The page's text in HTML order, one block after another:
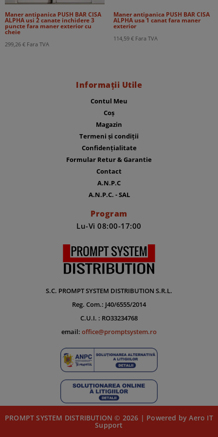
Maner antipanica PUSH BAR CISA
ALPHA usi 2 canate inchidere 3
puncte fara maner exterior cu
cheie
299,26 € Fara TVA
Maner antipanica PUSH BAR CISA
ALPHA usa 1 canat fara maner
exterior
114,59 € Fara TVA
Informații Utile
Contul Meu
Coș
Magazin
Termeni și condiții
Confidențialitate
Formular Retur & Garantie
Contact
A.N.P.C
A.N.P.C. - SAL
Program
Lu-Vi 08:00-17:00
S.C. PROMPT SYSTEM DISTRIBUTION S.R.L.
Reg. Com.: J40/6555/2014
C.U.I. : RO33234768
email: office@promptsystem.ro
PROMPT SYSTEM DISTRIBUTION © 2026 | Powered by Aero IT
Support